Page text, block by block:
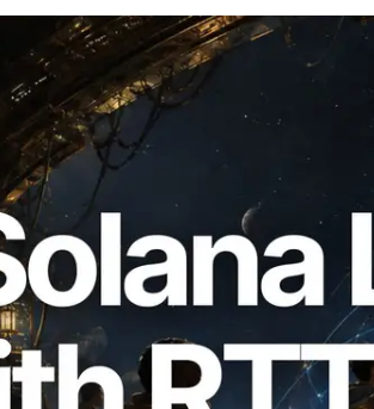
Leader Slot API：新
域的 Ping 测量，Validators